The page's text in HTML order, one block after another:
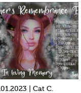
| Cat C.